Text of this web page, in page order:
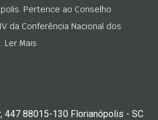
Pertence ao Conselho
da Conferência Nacional dos
Ler Mais
447 88015-130 Florianópolis - SC